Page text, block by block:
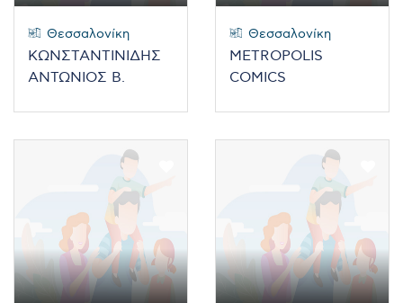
Θεσσαλονίκη
ΚΩΝΣΤΑΝΤΙΝΙΔΗΣ
ΑΝΤΩΝΙΟΣ Β.
Θεσσαλονίκη
ΜETROPOLIS
COMICS